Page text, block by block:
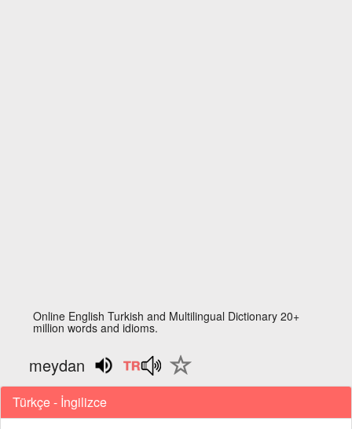
Online English Turkish and Multilingual Dictionary 20+
million words and idioms.
meydan
Türkçe - İngilizce